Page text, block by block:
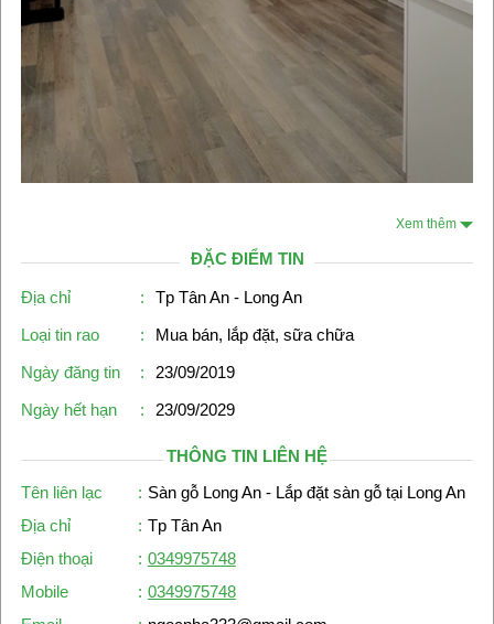
Xem thêm
ĐẶC ĐIỂM TIN
Địa chỉ :
Tp Tân An - Long An
Loại tin rao
:
Mua bán, lắp đặt, sữa chữa
Ngày đăng tin
:
23/09/2019
Ngày hết hạn
: 23/09/2029
THÔNG TIN LIÊN HỆ
Tên liên lạc
: Sàn gỗ Long An - Lắp đặt sàn gỗ tại Long An
Địa chỉ
: Tp Tân An
Điện thoại
: 0349975748
Mobile
: 0349975748